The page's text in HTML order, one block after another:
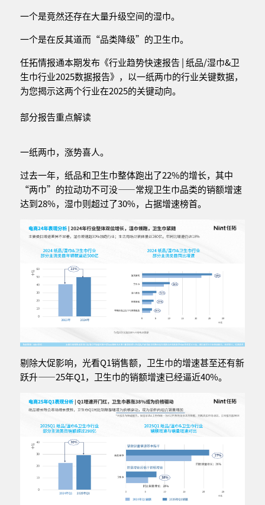
一个是竟然还存在大量升级空间的湿巾。
一个是在反其道而“品类降级”的卫生巾。
任拓情报通本期发布《行业趋势快速报告 | 纸品/湿巾&卫
生巾行业2025数据报告》，以一纸两巾的行业关键数据，
为您揭示这两个行业在2025的关键动向。
部分报告重点解读
一纸两巾，涨势喜人。
过去一年，纸品和卫生巾整体跑出了22%的增长，其中
“两巾”的拉动功不可没——常规卫生巾品类的销额增速
达到28%，湿巾则超过了30%，占据增速榜首。
剔除大促影响，光看Q1销售额，卫生巾的增速甚至还有新
跃升——25年Q1，卫生巾的销额增速已经逼近40%。